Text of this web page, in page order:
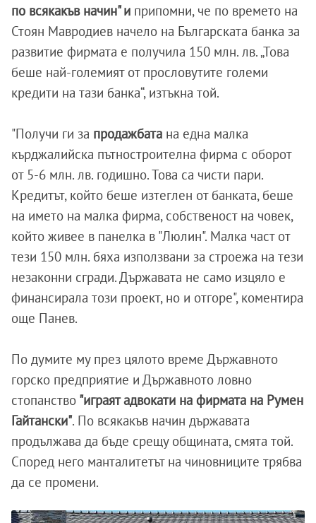
по всякакъв начин" и припомни, че по времето на
Стоян Мавродиев начело на Българската банка за
развитие фирмата е получила 150 млн. лв. „Това
беше най-големият от прословутите големи
кредити на тази банка“, изтъкна той.
"Получи ги за продажбата на една малка
кърджалийска пътностроителна фирма с оборот
от 5-6 млн. лв. годишно. Това са чисти пари.
Кредитът, който беше изтеглен от банката, беше
на името на малка фирма, собственост на човек,
който живее в панелка в "Люлин". Малка част от
тези 150 млн. бяха използвани за строежа на тези
незаконни сгради. Държавата не само изцяло е
финансирала този проект, но и отгоре", коментира
още Панев.
По думите му през цялото време Държавното
горско предприятие и Държавното ловно
стопанство "играят адвокати на фирмата на Румен
Гайтански". По всякакъв начин държавата
продължава да бъде срещу общината, смята той.
Според него манталитетът на чиновниците трябва
да се промени.